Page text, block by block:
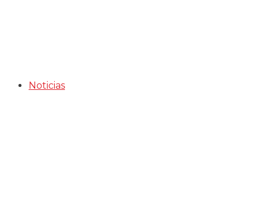
Noticias